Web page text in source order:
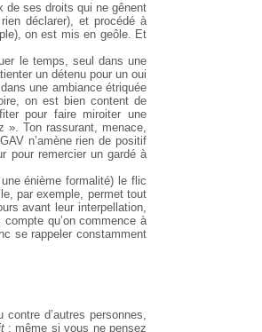
de ses droits qui ne gênent
déclarer), et procédé à
on est mis en geôle. Et
le temps, seul dans une
un détenu pour un oui
une ambiance étriquée
on est bien content de
pour faire miroiter une
». Ton rassurant, menace,
n’amène rien de positif
pour remercier un gardé à
énième formalité) le flic
par exemple, permet tout
avant leur interpellation,
qu’on commence à
se rappeler constamment
d’autres personnes,
: même si vous ne pensez